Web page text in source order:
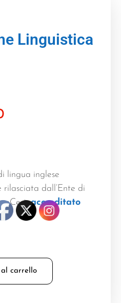
Linguistica
lingua inglese
rilasciata dall’Ente di
accreditato
carrello